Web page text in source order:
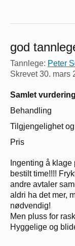
god
Tannlege: Peter
Skrevet30. mars
Samlet vurdering
Behandling
Tilgjengelighet
Pris
Ingenting å
bestilt time!!!!
andre avtaler
aldri ha det mer,
nødvendig!
Men pluss for
Hyggelige og